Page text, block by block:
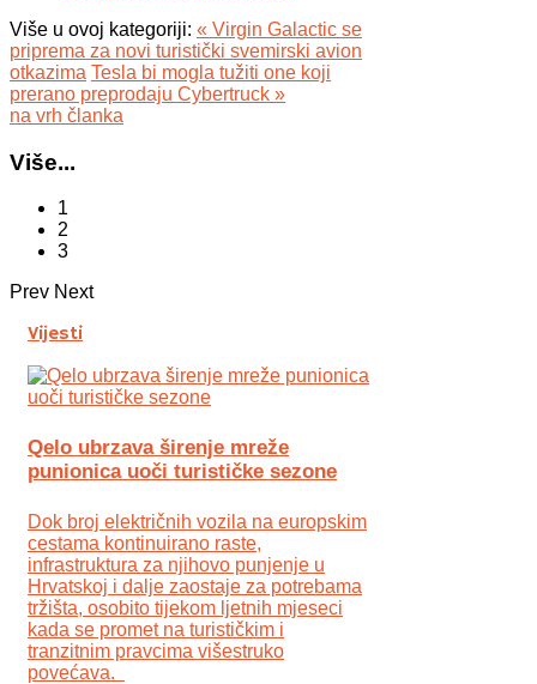
Više u ovoj kategoriji: « Virgin Galactic se
priprema za novi turistički svemirski avion
otkazima Tesla bi mogla tužiti one koji
prerano preprodaju Cybertruck »
na vrh članka
Više...
1
2
3
Prev Next
Vijesti
Qelo ubrzava širenje mreže
punionica uoči turističke sezone
Dok broj električnih vozila na europskim
cestama kontinuirano raste,
infrastruktura za njihovo punjenje u
Hrvatskoj i dalje zaostaje za potrebama
tržišta, osobito tijekom ljetnih mjeseci
kada se promet na turističkim i
tranzitnim pravcima višestruko
povećava.